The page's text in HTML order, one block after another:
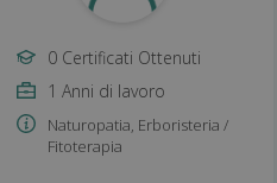
0 Certificati Ottenuti
1 Anni di lavoro
Naturopatia, Erboristeria /
Fitoterapia